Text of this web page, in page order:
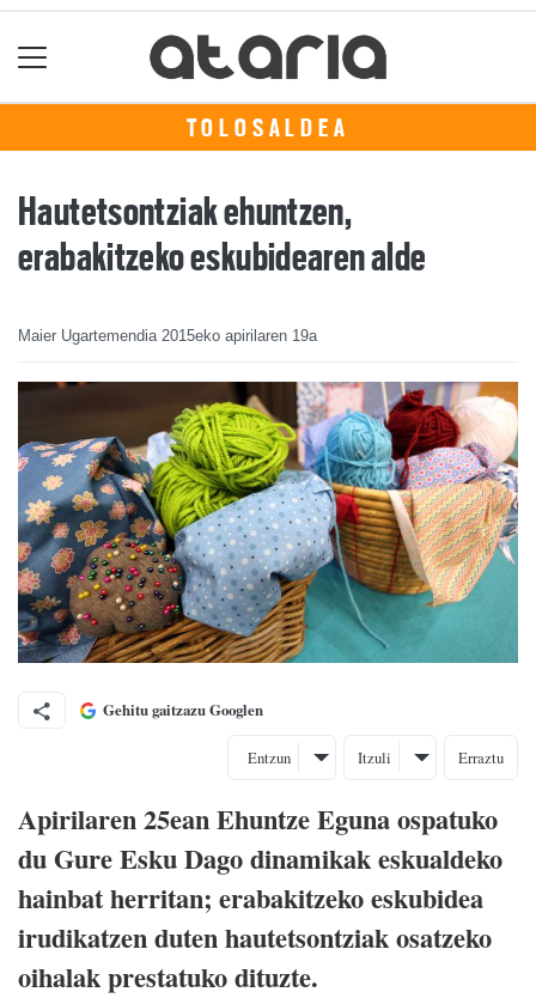
TOLOSALDEA
Hautetsontziak ehuntzen,
erabakitzeko eskubidearen alde
Maier Ugartemendia 2015eko apirilaren 19a
Gehitu gaitzazu Googlen
Entzun Itzuli Erraztu
Apirilaren 25ean Ehuntze Eguna ospatuko
du Gure Esku Dago dinamikak eskualdeko
hainbat herritan; erabakitzeko eskubidea
irudikatzen duten hautetsontziak osatzeko
oihalak prestatuko dituzte.